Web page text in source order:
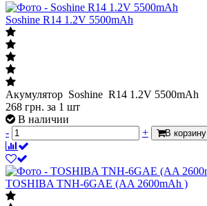
Soshine R14 1.2V 5500mAh
Акумулятор Soshine R14 1.2V 5500mAh
268 грн. за 1 шт
В наличии
-
+ В корзину
TOSHIBA TNH-6GAE (AA 2600mAh )